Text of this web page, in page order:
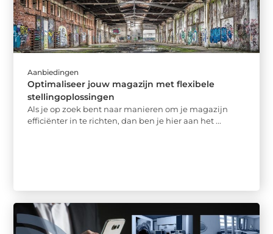
Aanbiedingen
Optimaliseer jouw magazijn met flexibele
stellingoplossingen
Als je op zoek bent naar manieren om je magazijn
efficiënter in te richten, dan ben je hier aan het ...